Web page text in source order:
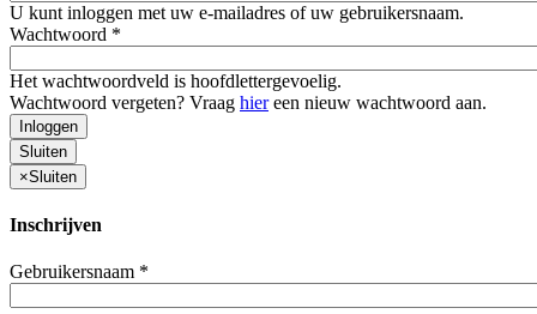
U kunt inloggen met uw e-mailadres of uw gebruikersnaam.
Wachtwoord *
Het wachtwoordveld is hoofdlettergevoelig.
Wachtwoord vergeten? Vraag hiereen nieuw wachtwoord aan.
Inloggen
Sluiten
×Sluiten
Inschrijven
Gebruikersnaam *